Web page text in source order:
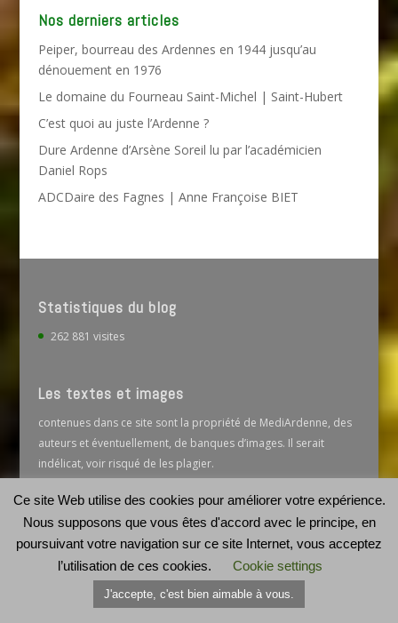
Nos derniers articles
Peiper, bourreau des Ardennes en 1944 jusqu’au
dénouement en 1976
Le domaine du Fourneau Saint-Michel | Saint-Hubert
C’est quoi au juste l’Ardenne ?
Dure Ardenne d’Arsène Soreil lu par l’académicien
Daniel Rops
ADCDaire des Fagnes | Anne Françoise BIET
Statistiques du blog
262 881 visites
Les textes et images
contenues dans ce site sont la propriété de MediArdenne, des
auteurs et éventuellement, de banques d’images. Il serait
indélicat, voir risqué de les plagier.
0477 97 12 49
mediardenne@gmail.com
MediArdenne est membre de la marque Ardenne
Ce site Web utilise des cookies pour améliorer votre expérience.
Nous supposons que vous êtes d'accord avec le principe, en
poursuivant votre navigation sur ce site Internet, vous acceptez
l’utilisation de ces cookies.
Cookie settings
J'accepte, c'est bien aimable à vous.